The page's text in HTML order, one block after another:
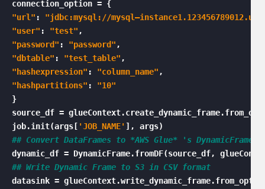
"url" : "jdbc:mysql://mysql–instance1.123456789012.us-
"user" : "test"
"password" : "password"
"dbtable" : "test_table"
"hashexpression" : "column_name"
"hashpartitions" : "10"
}
source_df =
job.init(args[ 'JOB_NAME'
## Convert DataFrames to *AWS Glue* 's DynamicFrames
dynamic_df = DynamicFrame.fromDF(source_df,
## Write Dynamic Frame to S3 in CSV format
datasink =